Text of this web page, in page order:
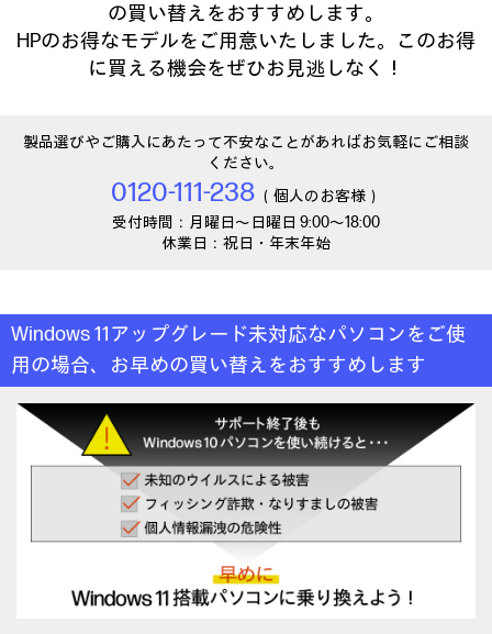
の買い替えをおすすめします。
HPのお得なモデルをご用意いたしました。このお得
に買える機会をぜひお見逃しなく！
製品選びやご購入にあたって不安なことがあればお気軽にご相談
ください。
0120-111-238 （個人のお客様）
受付時間：月曜日～日曜日 9:00～18:00
休業日：祝日・年末年始
Windows 11アップグレード未対応なパソコンをご使
用の場合、 お早めの買い替えをおすすめします